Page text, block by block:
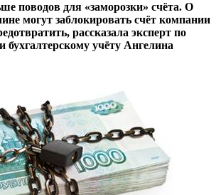
поводов для «заморозки» счёта. О
могут заблокировать счёт компании
рассказала эксперт по
бухгалтерскому учёту Ангелина